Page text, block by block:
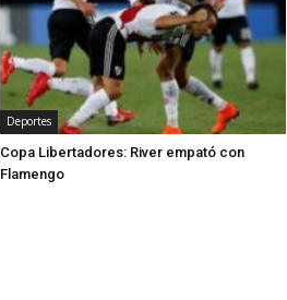
Deportes
Copa Libertadores: River empató con
Flamengo